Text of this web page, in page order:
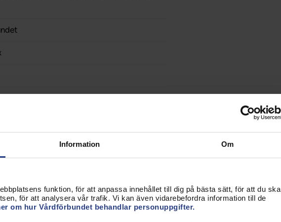
Information Om
funktion, för att anpassa innehållet till dig på bästa sätt, för att du ska
för att analysera vår trafik. Vi kan även vidarebefordra information till de
om hur Vårdförbundet behandlar personuppgifter.
RGB, digital användning